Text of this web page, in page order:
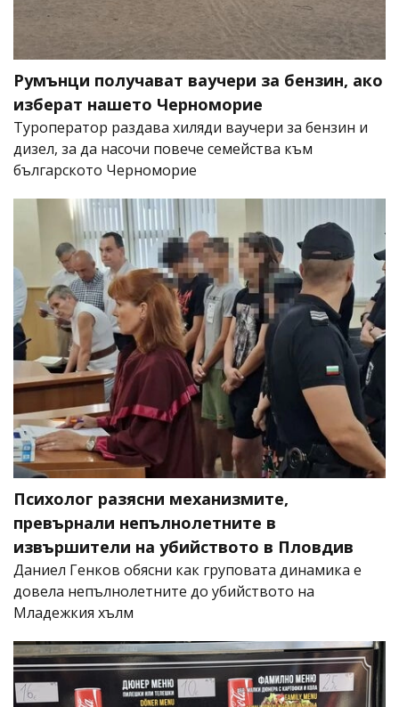
Румънци получават ваучери за бензин, ако
изберат нашето Черноморие
Туроператор раздава хиляди ваучери за бензин и
дизел, за да насочи повече семейства към
българското Черноморие
Психолог разясни механизмите,
превърнали непълнолетните в
извършители на убийството в Пловдив
Даниел Генков обясни как груповата динамика е
довела непълнолетните до убийството на
Младежкия хълм